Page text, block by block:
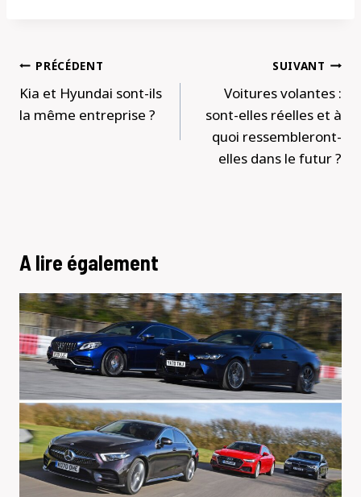
Navigation
de
l’article
PRÉCÉDENT
Kia et Hyundai sont-ils
la même entreprise ?
SUIVANT
Voitures volantes :
sont-elles réelles et à
quoi ressembleront-
elles dans le futur ?
A lire également